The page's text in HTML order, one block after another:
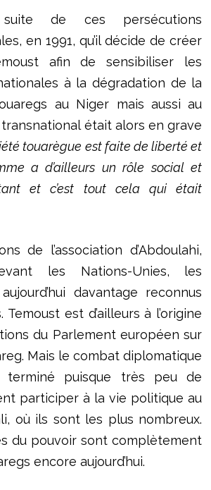
de ces persécutions
en 1991, qu’il décide de créer
afin de sensibiliser les
à la dégradation de la
au Niger mais aussi au
était alors en grave
touarègue est faite de liberté et
a d’ailleurs un rôle social et
et c’est tout cela qui était
de l’association d’Abdoulahi,
les Nations-Unies, les
davantage reconnus
est d’ailleurs à l’origine
du Parlement européen sur
Mais le combat diplomatique
terminé puisque très peu de
participer à la vie politique au
où ils sont les plus nombreux.
du pouvoir sont complètement
encore aujourd’hui.